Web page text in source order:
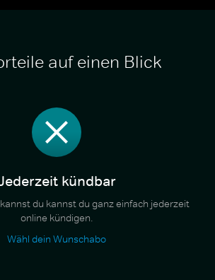
auf einen Blick
kündbar
du kannst du ganz einfach jederzeit
online kündigen.
Wähl dein Wunschabo